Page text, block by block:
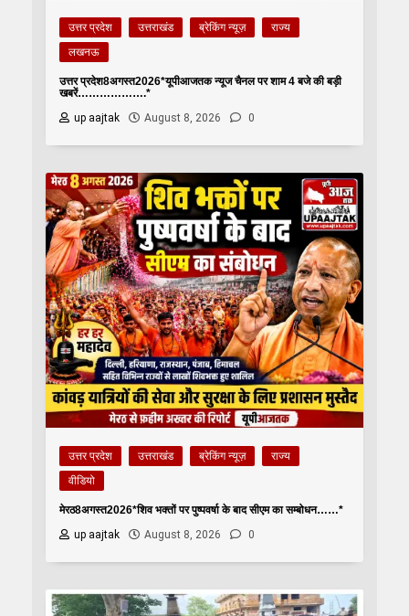
उत्तर प्रदेश उत्तराखंड ब्रेकिंग न्यूज़
राज्य
लखनऊ
उत्तर प्रदेश8अगस्त2026*यूपीआजतक न्यूज चैनल पर शाम 4 बजे की बड़ी
खबरें……………….*
up aajtak
August 8, 2026 0
उत्तर प्रदेश उत्तराखंड ब्रेकिंग न्यूज़
राज्य
वीडियो
मेरठ8अगस्त2026*शिव भक्तों पर पुष्पवर्षा के बाद सीएम का सम्बोधन……*
up aajtak
August 8, 2026 0